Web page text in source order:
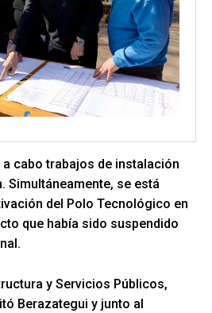
a cabo trabajos de instalación
Simultáneamente, se está
del Polo Tecnológico en
que había sido suspendido
y Servicios Públicos,
Berazategui y junto al